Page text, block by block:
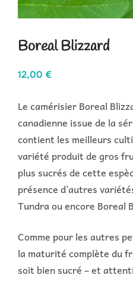
Boreal Blizzard
12,00 €
Le camérisier Boreal
canadienne issue de la
contient les meilleurs
variété produit de gros
plus sucrés de cette
présence d’autres
Tundra ou encore Boreal
Comme pour les autres
la maturité complète du
soit bien sucré – et